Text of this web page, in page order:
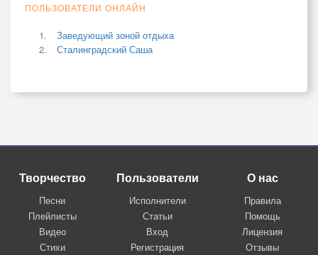
ПОЛЬЗОВАТЕЛИ ОНЛАЙН
Заведующий зоной отдыха
Сталинградский Саша
Творчество
Песни
Плейлисты
Видео
Стихи
Пользователи
Исполнители
Статьи
Вход
Регистрация
О нас
Правила
Помощь
Лицензия
Отзывы